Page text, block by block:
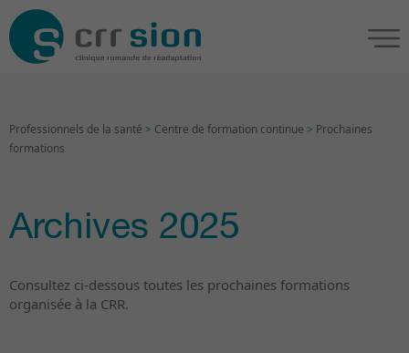
Professionnels de la santé > Centre de formation continue > Prochaines
formations
Archives 2025
Consultez ci-dessous toutes les prochaines formations
organisée à la CRR.